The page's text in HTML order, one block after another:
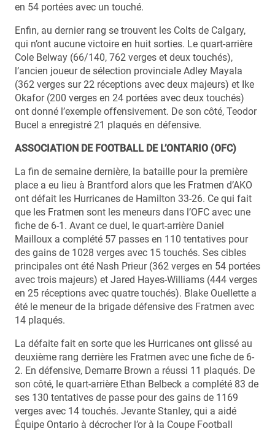
en 54 portées avec un touché.
Enfin, au dernier rang se trouvent les Colts de Calgary,
qui n’ont aucune victoire en huit sorties. Le quart-arrière
Cole Belway (66/140, 762 verges et deux touchés),
l’ancien joueur de sélection provinciale Adley Mayala
(362 verges sur 22 réceptions avec deux majeurs) et Ike
Okafor (200 verges en 24 portées avec deux touchés)
ont donné l’exemple offensivement. De son côté, Teodor
Bucel a enregistré 21 plaqués en défensive.
ASSOCIATION DE FOOTBALL DE L’ONTARIO (OFC)
La fin de semaine dernière, la bataille pour la première
place a eu lieu à Brantford alors que les Fratmen d’AKO
ont défait les Hurricanes de Hamilton 33-26. Ce qui fait
que les Fratmen sont les meneurs dans l’OFC avec une
fiche de 6-1. Avant ce duel, le quart-arrière Daniel
Mailloux a complété 57 passes en 110 tentatives pour
des gains de 1028 verges avec 15 touchés. Ses cibles
principales ont été Nash Prieur (362 verges en 54 portées
avec trois majeurs) et Jared Hayes-Williams (444 verges
en 25 réceptions avec quatre touchés). Blake Ouellette a
été le meneur de la brigade défensive des Fratmen avec
14 plaqués.
La défaite fait en sorte que les Hurricanes ont glissé au
deuxième rang derrière les Fratmen avec une fiche de 6-
2. En défensive, Demarre Brown a réussi 11 plaqués. De
son côté, le quart-arrière Ethan Belbeck a complété 83 de
ses 130 tentatives de passe pour des gains de 1169
verges avec 14 touchés. Jevante Stanley, qui a aidé
Équipe Ontario à décrocher l’or à la Coupe Football